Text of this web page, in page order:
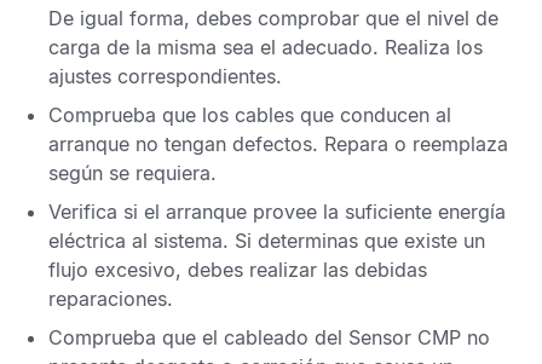
De igual forma, debes comprobar que el nivel de
carga de la misma sea el adecuado. Realiza los
ajustes correspondientes.
Comprueba que los cables que conducen al
arranque no tengan defectos. Repara o reemplaza
según se requiera.
Verifica si el arranque provee la suficiente energía
eléctrica al sistema. Si determinas que existe un
flujo excesivo, debes realizar las debidas
reparaciones.
Comprueba que el cableado del Sensor CMP no